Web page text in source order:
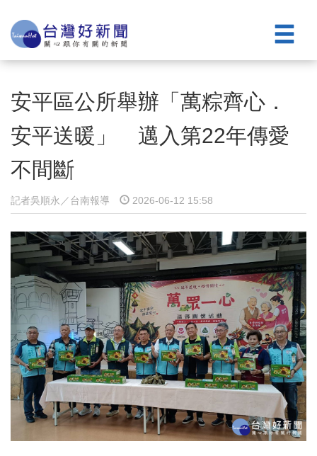
安平區公所舉辦「萬粽齊心．
安平送暖」 邁入第22年傳愛
不間斷
記者吳順永／台南報導 2026-06-12 15:58